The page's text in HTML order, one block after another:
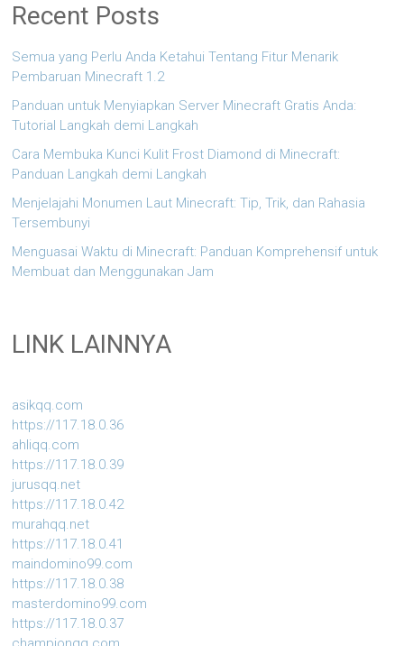
Recent Posts
Semua yang Perlu Anda Ketahui Tentang Fitur Menarik
Pembaruan Minecraft 1.2
Panduan untuk Menyiapkan Server Minecraft Gratis Anda:
Tutorial Langkah demi Langkah
Cara Membuka Kunci Kulit Frost Diamond di Minecraft:
Panduan Langkah demi Langkah
Menjelajahi Monumen Laut Minecraft: Tip, Trik, dan Rahasia
Tersembunyi
Menguasai Waktu di Minecraft: Panduan Komprehensif untuk
Membuat dan Menggunakan Jam
LINK LAINNYA
asikqq.com
https://117.18.0.36
ahliqq.com
https://117.18.0.39
jurusqq.net
https://117.18.0.42
murahqq.net
https://117.18.0.41
maindomino99.com
https://117.18.0.38
masterdomino99.com
https://117.18.0.37